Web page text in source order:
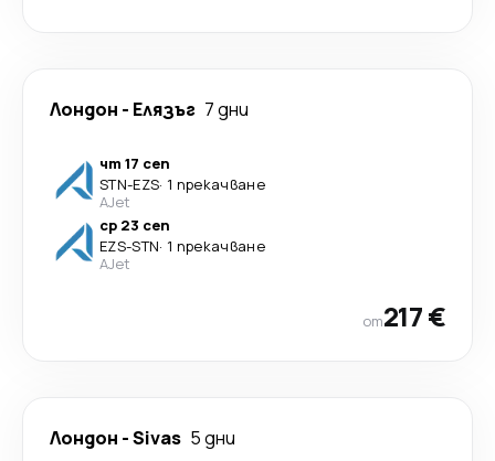
Лондон - Елязъг 7 дни
чт 17 сеп
STN-EZS· 1 прекачване
AJet
ср 23 сеп
EZS-STN· 1 прекачване
AJet
от217 €
Лондон -Sivas 5 дни